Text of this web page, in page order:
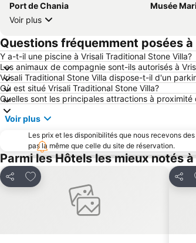
Port de Chania
Musée
Voir plus
Questions fréquemment posées
Y a-t-il une piscine à Vrisali Traditional Stone Villa?
Les animaux de compagnie sont-ils autorisés à
Vrisali Traditional Stone Villa dispose-t-il d'un
Où est situé Vrisali Traditional Stone Villa?
Quelles sont les principales attractions à proximité
Voir plus
Les prix et les disponibilités que nous recevons
pas la même que celle du site de réservation.
Parmi les Hôtels les mieux notés
Partager
Ajouter à mes favoris